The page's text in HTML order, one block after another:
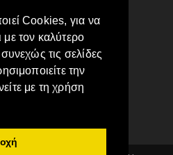
Cookies, για να
τον καλύτερο
τις σελίδες
την
με τη χρήση
Δεδομένα